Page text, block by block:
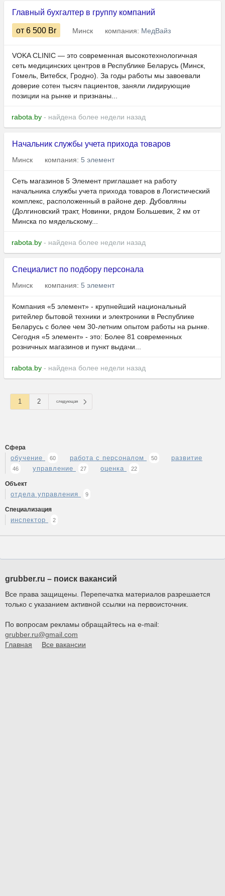
Главный бухгалтер в группу компаний
от 6 500 Br Минск компания: МедВайз
VOKA CLINIC — это современная высокотехнологичная
сеть медицинских центров в Республике Беларусь (Минск,
Гомель, Витебск, Гродно). За годы работы мы завоевали
доверие сотен тысяч пациентов, заняли лидирующие
позиции на рынке и признаны...
rabota.by - найдена более недели назад
Начальник службы учета прихода товаров
Минск компания: 5 элемент
Сеть магазинов 5 Элемент приглашает на работу
начальника службы учета прихода товаров в Логистический
комплекс, расположенный в районе дер. Дубовляны
(Долгиновский тракт, Новинки, рядом Большевик, 2 км от
Минска по мядельскому...
rabota.by - найдена более недели назад
Специалист по подбору персонала
Минск компания: 5 элемент
Компания «5 элемент» - крупнейший национальный
ритейлер бытовой техники и электроники в Республике
Беларусь с более чем 30-летним опытом работы на рынке.
Сегодня «5 элемент» - это: Более 81 современных
розничных магазинов и пункт выдачи...
rabota.by - найдена более недели назад
1 2 следующая
Сфера
обучение 60 работа с персоналом 50 развитие
46 управление 27 оценка 22
Объект
отдела управления 9
Специализация
инспектор 2
grubber.ru – поиск вакансий
Все права защищены. Перепечатка материалов разрешается
только с указанием активной ссылки на первоисточник.
По вопросам рекламы обращайтесь на e-mail:
grubber.ru@gmail.com
Главная
Все вакансии